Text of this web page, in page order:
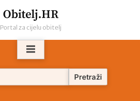
Obitelj.HR
Portal za cijelu obitelj